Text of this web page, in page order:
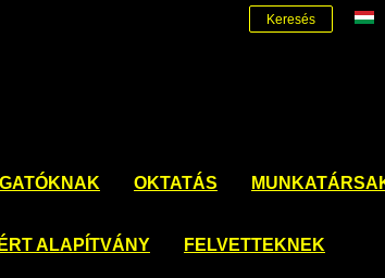
Keresés
OKTATÁS
ALAPÍTVÁNY FELVETTEKNEK